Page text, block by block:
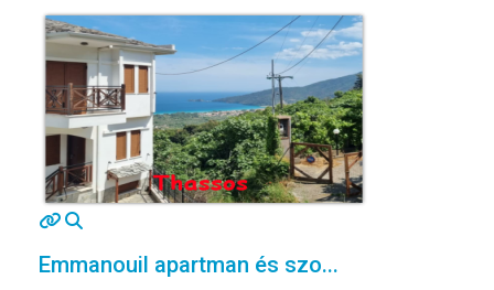
MOD_JTCS_VIEW_ARTICLE_LINK
Emmanouil apartman és szo...